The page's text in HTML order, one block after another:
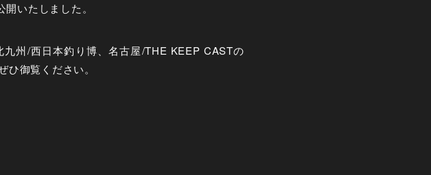
いたしました。
州/西日本釣り博、名古屋/THE KEEP CASTの
御覧ください。